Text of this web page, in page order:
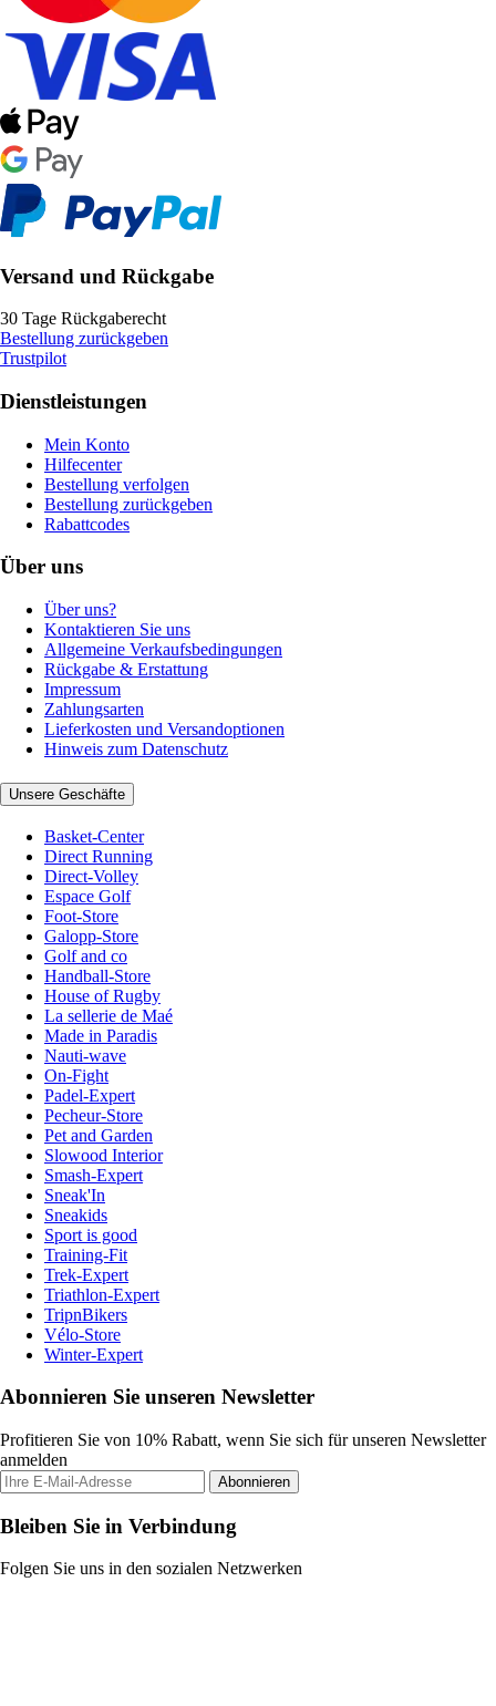
Versand und Rückgabe
30 Tage Rückgaberecht
Bestellung zurückgeben
Trustpilot
Dienstleistungen
Mein Konto
Hilfecenter
Bestellung verfolgen
Bestellung zurückgeben
Rabattcodes
Über uns
Über uns?
Kontaktieren Sie uns
Allgemeine Verkaufsbedingungen
Rückgabe & Erstattung
Impressum
Zahlungsarten
Lieferkosten und Versandoptionen
Hinweis zum Datenschutz
Unsere Geschäfte
Basket-Center
Direct Running
Direct-Volley
Espace Golf
Foot-Store
Galopp-Store
Golf and co
Handball-Store
House of Rugby
La sellerie de Maé
Made in Paradis
Nauti-wave
On-Fight
Padel-Expert
Pecheur-Store
Pet and Garden
Slowood Interior
Smash-Expert
Sneak'In
Sneakids
Sport is good
Training-Fit
Trek-Expert
Triathlon-Expert
TripnBikers
Vélo-Store
Winter-Expert
Abonnieren Sie unseren Newsletter
Profitieren Sie von 10% Rabatt, wenn Sie sich für unseren Newsletter
anmelden
Abonnieren
Bleiben Sie in Verbindung
Folgen Sie uns in den sozialen Netzwerken